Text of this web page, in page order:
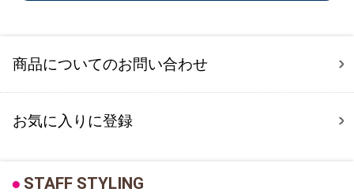
商品についてのお問い合わせ
お気に入りに登録
● STAFF STYLING